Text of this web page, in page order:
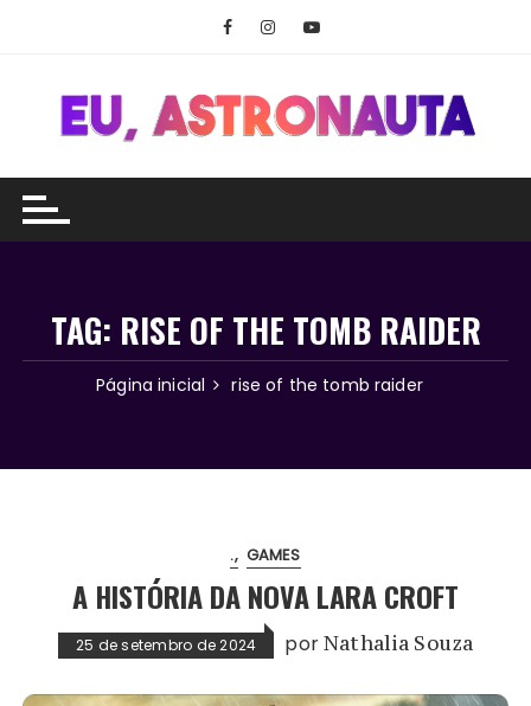
conteúdo
TAG: RISE OF THE TOMB RAIDER
Página inicial rise of the tomb raider
. GAMES
A HISTÓRIA DA NOVA LARA CROFT
25 de setembro de 2024 porNathalia Souza